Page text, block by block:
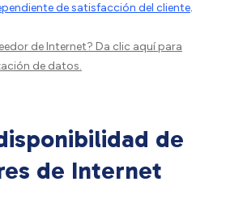
de satisfacción del cliente.
de Internet? Da clic aquípara
de datos.
de
de Internet